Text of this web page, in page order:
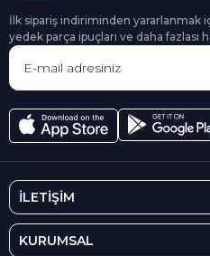
İlk sipariş indiriminden yararlanmak
yedek parça ipuçları ve daha fazlası
İLETİŞİM
KURUMSAL